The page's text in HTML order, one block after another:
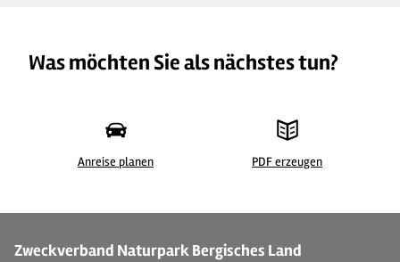
Was möchten Sie als nächstes tun?
Anreise planen PDF erzeugen
Zweckverband Naturpark Bergisches Land